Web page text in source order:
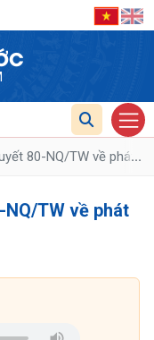
80-NQ/TW về phát...
TW về phát